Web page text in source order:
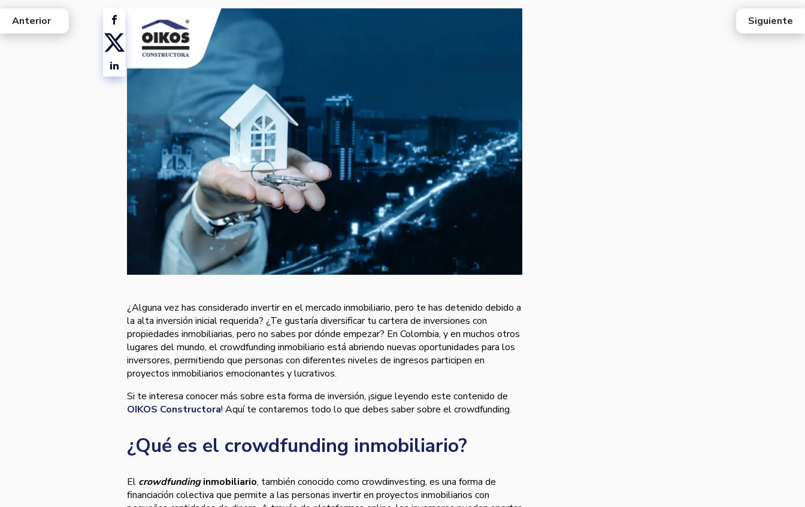
¿Alguna vez has considerado invertir en el mercado inmobiliario, pero te has detenido debido a
la alta inversión inicial requerida? ¿Te gustaría diversificar tu cartera de inversiones con
propiedades inmobiliarias, pero no sabes por dónde empezar? En Colombia, y en muchos otros
lugares del mundo, el crowdfunding inmobiliario está abriendo nuevas oportunidades para los
inversores, permitiendo que personas con diferentes niveles de ingresos participen en
proyectos inmobiliarios emocionantes y lucrativos.
Si te interesa conocer más sobre esta forma de inversión, ¡sigue leyendo este contenido de
OIKOS Constructora! Aquí te contaremos todo lo que debes saber sobre el crowdfunding.
¿Qué es el crowdfunding inmobiliario?
El crowdfundinginmobiliario, también conocido como crowdinvesting, es una forma de
financiación colectiva que permite a las personas invertir en proyectos inmobiliarios con
west
Anterior Siguiente